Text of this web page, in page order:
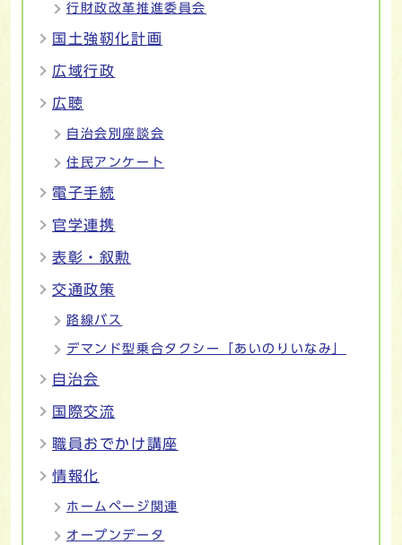
行財政改革推進委員会
国土強靭化計画
広域行政
広聴
自治会別座談会
住民アンケート
電子手続
官学連携
表彰・叙勲
交通政策
路線バス
デマンド型乗合タクシー「あいのりいなみ」
自治会
国際交流
職員おでかけ講座
情報化
ホームページ関連
オープンデータ